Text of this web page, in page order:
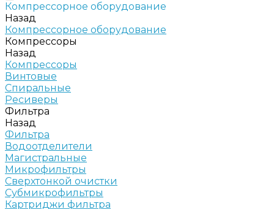
Компрессорное оборудование
Назад
Компрессорное оборудование
Компрессоры
Назад
Компрессоры
Винтовые
Спиральные
Ресиверы
Фильтра
Назад
Фильтра
Водоотделители
Магистральные
Микрофильтры
Сверхтонкой очистки
Субмикрофильтры
Картриджи фильтра